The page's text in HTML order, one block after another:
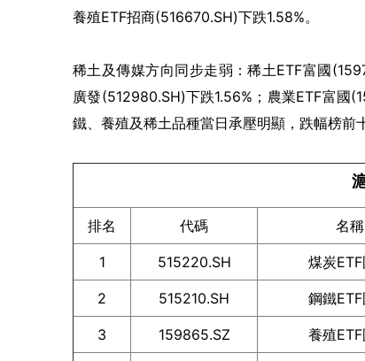
養殖ETF招商(516670.SH)下跌1.58%。
稀土及傳媒方向同步走弱：稀土ETF富國
廣發(512980.SH)下跌1.56%；農業ETF富國
鐵、養殖及稀土品種當日承壓明顯，跌幅榜前
排名 代碼 名稱
1 515220.SH 煤炭
2 515210.SH 鋼鐵
3 159865.SZ 養殖